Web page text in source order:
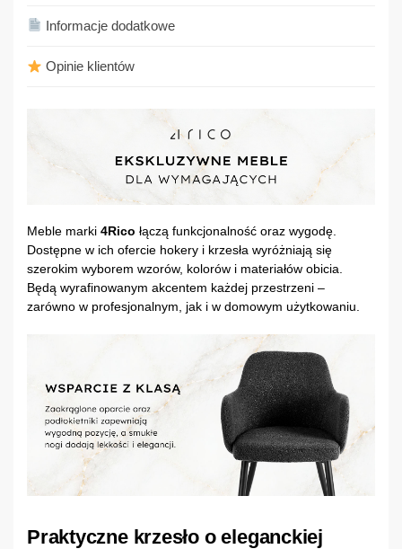
Informacje dodatkowe
Opinie klientów
Meble marki 4Rico łączą funkcjonalność oraz wygodę.
Dostępne w ich ofercie hokery i krzesła wyróżniają się
szerokim wyborem wzorów, kolorów i materiałów obicia.
Będą wyrafinowanym akcentem każdej przestrzeni –
zarówno w profesjonalnym, jak i w domowym użytkowaniu.
Praktyczne krzesło o eleganckiej